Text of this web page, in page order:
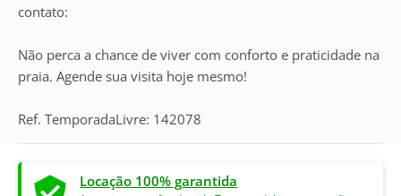
contato:
Não perca a chance de viver com conforto e praticidade na
praia. Agende sua visita hoje mesmo!
Ref. TemporadaLivre: 142078
Locação 100% garantida